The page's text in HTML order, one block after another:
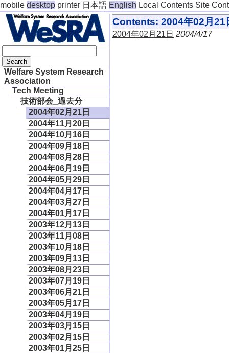
mobile desktop printer 日本語 English Local Contents Site
Welfare System Research
Association
Tech Meeting
技術部会_過去分
2004年02月21日
2004年11月20日
2004年10月16日
2004年09月18日
2004年08月28日
2004年06月19日
2004年05月29日
2004年04月17日
2004年03月27日
2004年01月17日
2003年12月13日
2003年11月08日
2003年10月18日
2003年09月13日
2003年08月23日
2003年07月19日
2003年06月21日
2003年05月17日
2003年04月19日
2003年03月15日
2003年02月15日
2003年01月25日
Contents: 2004年02月21
2004年02月21日 2004/4/17